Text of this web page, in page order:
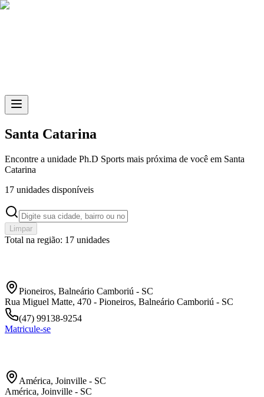
Santa Catarina
Encontre a unidade Ph.D Sports mais próxima de você em Santa
Catarina
17 unidades disponíveis
Limpar
Total na região: 17 unidades
Pioneiros, Balneário Camboriú - SC
Rua Miguel Matte, 470 - Pioneiros, Balneário Camboriú - SC
(47) 99138-9254
Matricule-se
América, Joinville - SC
América, Joinville - SC